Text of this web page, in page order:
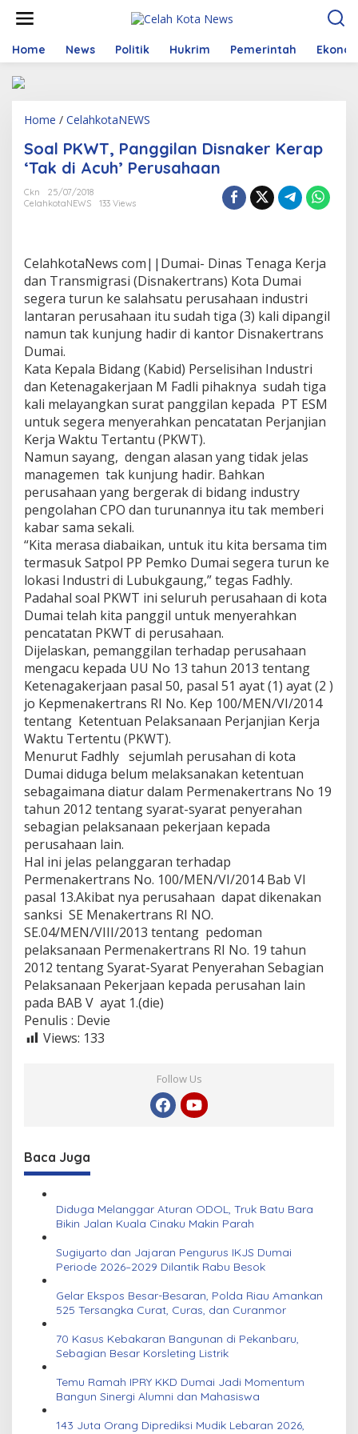
t
Home News Politik Hukrim Pemerintah
Home / CelahkotaNEWS
a
l
P
n
g
g
l
n
D
i
s
n
a
k
e
r
K
e
p
'
T
a
k
d
i
A
c
u
h
'
P
e
r
u
s
a
h
a
Soal PKWT, Panggilan Disnaker Kerap
‘Tak di Acuh’ Perusahaan
Ckn
25/07/2018
CelahkotaNEWS
133 Views
CelahkotaNews com||Dumai- Dinas Tenaga Kerja
dan Transmigrasi (Disnakertrans) Kota Dumai
segera turun ke salahsatu perusahaan industri
lantaran perusahaan itu sudah tiga (3) kali dipangil
namun tak kunjung hadir di kantor Disnakertrans
Dumai.
Kata Kepala Bidang (Kabid) Perselisihan Industri
dan Ketenagakerjaan M Fadli pihaknya sudah tiga
kali melayangkan surat panggilan kepada PT ESM
untuk segera menyerahkan pencatatan Perjanjian
Kerja Waktu Tertantu (PKWT).
Namun sayang, dengan alasan yang tidak jelas
managemen tak kunjung hadir. Bahkan
perusahaan yang bergerak di bidang industry
pengolahan CPO dan turunannya itu tak memberi
kabar sama sekali.
“Kita merasa diabaikan, untuk itu kita bersama tim
termasuk Satpol PP Pemko Dumai segera turun ke
lokasi Industri di Lubukgaung,” tegas Fadhly.
Padahal soal PKWT ini seluruh perusahaan di kota
Dumai telah kita panggil untuk menyerahkan
pencatatan PKWT di perusahaan.
Dijelaskan, pemanggilan terhadap perusahaan
mengacu kepada UU No 13 tahun 2013 tentang
Ketenagakerjaan pasal 50, pasal 51 ayat (1) ayat (2 )
jo Kepmenakertrans RI No. Kep 100/MEN/VI/2014
tentang Ketentuan Pelaksanaan Perjanjian Kerja
Waktu Tertentu (PKWT).
Menurut Fadhly sejumlah perusahan di kota
Dumai diduga belum melaksanakan ketentuan
sebagaimana diatur dalam Permenakertrans No 19
tahun 2012 tentang syarat-syarat penyerahan
sebagian pelaksanaan pekerjaan kepada
perusahaan lain.
Hal ini jelas pelanggaran terhadap
Permenakertrans No. 100/MEN/VI/2014 Bab VI
pasal 13.Akibat nya perusahaan dapat dikenakan
sanksi SE Menakertrans RI NO.
SE.04/MEN/VIII/2013 tentang pedoman
pelaksanaan Permenakertrans RI No. 19 tahun
2012 tentang Syarat-Syarat Penyerahan Sebagian
Pelaksanaan Pekerjaan kepada perusahan lain
pada BAB V ayat 1.(die)
Penulis : Devie
Views: 133
Follow Us
Baca Juga
Diduga Melanggar Aturan ODOL, Truk Batu Bara
Bikin Jalan Kuala Cinaku Makin Parah
Sugiyarto dan Jajaran Pengurus IKJS Dumai
Periode 2026–2029 Dilantik Rabu Besok
Gelar Ekspos Besar-Besaran, Polda Riau Amankan
525 Tersangka Curat, Curas, dan Curanmor
70 Kasus Kebakaran Bangunan di Pekanbaru,
Sebagian Besar Korsleting Listrik
Temu Ramah IPRY KKD Dumai Jadi Momentum
Bangun Sinergi Alumni dan Mahasiswa
143 Juta Orang Diprediksi Mudik Lebaran 2026,